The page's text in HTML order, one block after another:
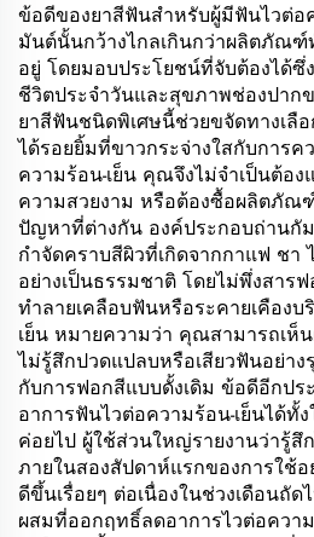
ข้อดีของยาสีฟันสำหรับผู้มีฟันไวต่อ
มันต์นั้นกว้างไกลเกินกว่าผลิตภัณ
อยู่ โดยมอบประโยชน์ที่จับต้องได้
ชีวิตประจำวันและสุขภาพช่องปาก
ยาสีฟันชนิดพิเศษนี้ช่วยขจัดทางเลื
ได้รอยยิ้มที่ขาวกระจ่างใสกับการ
ความร้อน-เย็น คุณจึงไม่จำเป็นต้อง
ความสวยงาม หรือต้องซื้อผลิตภัณ
ปัญหาที่ต่างกัน องค์ประกอบถ่านกั
กำจัดคราบสีผิวที่เกิดจากกาแฟ ชา
อย่างเป็นธรรมชาติ โดยไม่พึ่งสาร
ทำลายเคลือบฟันหรือระคายเคือง
เย็น หมายความว่า คุณสามารถเห็
ไม่รู้สึกปวดแปลบหรือเสียวฟันอย่า
กับการฟอกสีแบบดั้งเดิม ข้อดีอีกปร
อาการฟันไวต่อความร้อน-เย็นได้ทั้
ค่อยไป ผู้ใช้ส่วนใหญ่รายงานว่ารู้สึ
ภายในสองสัปดาห์แรกของการใช้
ดีขึ้นเรื่อยๆ ต่อเนื่องในช่วงเดือนถัด
ผสมที่ออกฤทธิ์ลดอาการไวต่อควา